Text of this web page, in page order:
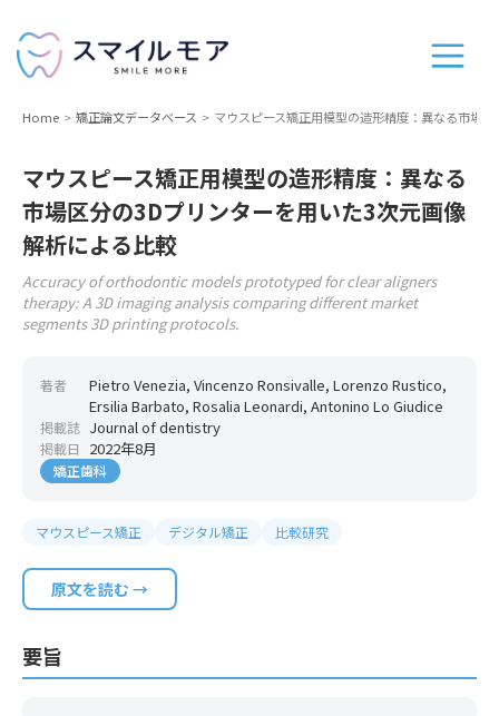
Home 矯正論文データベース マウスピース矯正用模型の造形精度：異なる市場
マウスピース矯正用模型の造形精度：異なる
市場区分の3Dプリンターを用いた3次元画像
解析による比較
Accuracy of orthodontic models prototyped for clear aligners
therapy: A 3D imaging analysis comparing different market
segments 3D printing protocols.
著者
Pietro Venezia, Vincenzo Ronsivalle, Lorenzo Rustico,
Ersilia Barbato, Rosalia Leonardi, Antonino Lo Giudice
掲載誌 Journal of dentistry
掲載日 2022年8月
矯正歯科
マウスピース矯正 デジタル矯正 比較研究
原文を読む →
要旨